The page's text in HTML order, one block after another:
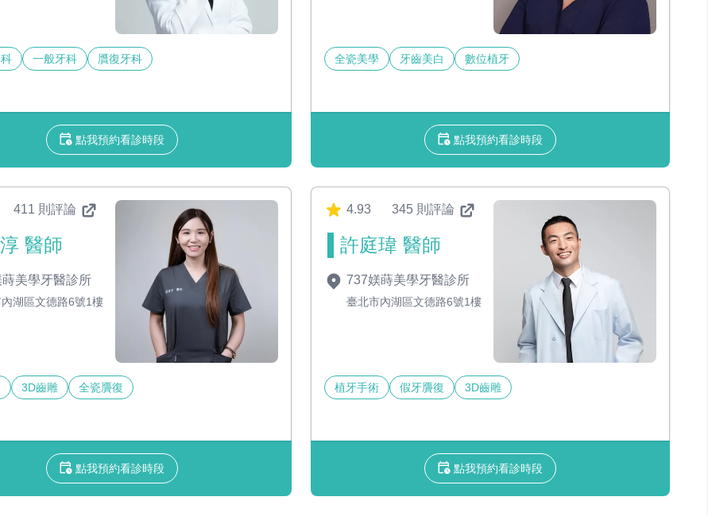
一般牙科 贋復牙科
點我預約看診時段
全瓷美學 牙齒美白 數位植牙
點我預約看診時段
411 則評論
醫師
美學牙醫診所
湖區文德路6號1樓
3D齒雕 全瓷贗復
點我預約看診時段
4.93 345 則評論
許庭瑋 醫師
737媄蒔美學牙醫診所
臺北市內湖區文德路6號1樓
植牙手術 假牙贗復 3D齒雕
點我預約看診時段